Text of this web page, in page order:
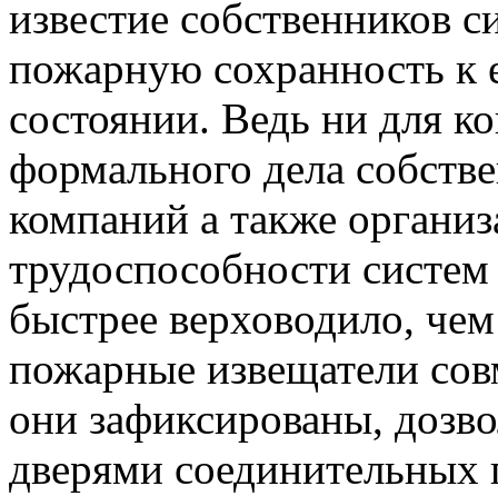
известие собственников
пожарную сохранность к
состоянии. Ведь ни для
формального дела
компаний а также
трудоспособности
быстрее верховодило,
пожарные извещатели
они зафиксированы,
дверями